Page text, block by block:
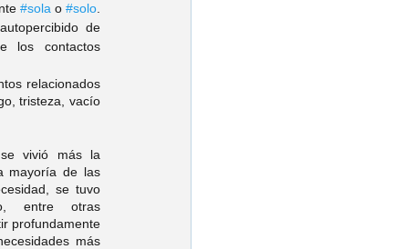
#sola o #solo
de
los contactos
relacionados
tristeza, vacío
mayoría de las
se tuvo
entre otras
más